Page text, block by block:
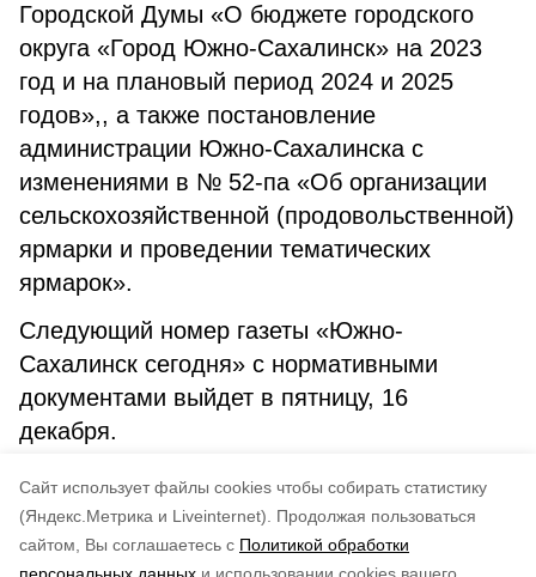
Cайт использует файлы cookies чтобы собирать статистику
(Яндекс.Метрика и Liveinternet).
Продолжая пользоваться
сайтом, Вы соглашаетесь с Политикой обработки
Городской Думы «О бюджете городского
округа «Город Южно-Сахалинск» на 2023
год и на плановый период 2024 и 2025
годов»,, а также постановление
администрации Южно-Сахалинска с
изменениями в № 52-па «Об организации
сельскохозяйственной (продовольственной)
ярмарки и проведении тематических
ярмарок».
Следующий номер газеты «Южно-
Сахалинск сегодня» с нормативными
документами выйдет в пятницу, 16
декабря.
№ 79 (1691) от 15.12. 2022 г.